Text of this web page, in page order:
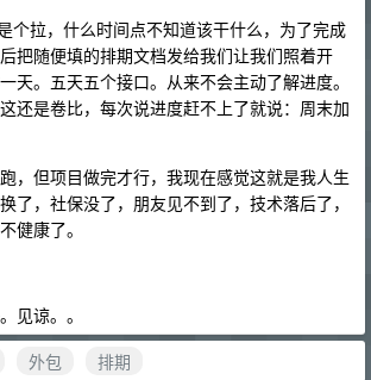
个拉，什么时间点不知道该干什么，为了完成
把随便填的排期文档发给我们让我们照着开
天。五天五个接口。从来不会主动了解进度。
还是卷比，每次说进度赶不上了就说：周末加
，但项目做完才行，我现在感觉这就是我人生
了，社保没了，朋友见不到了，技术落后了，
健康了。
见谅。。
外包
排期